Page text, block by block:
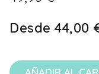
Desde 44,00